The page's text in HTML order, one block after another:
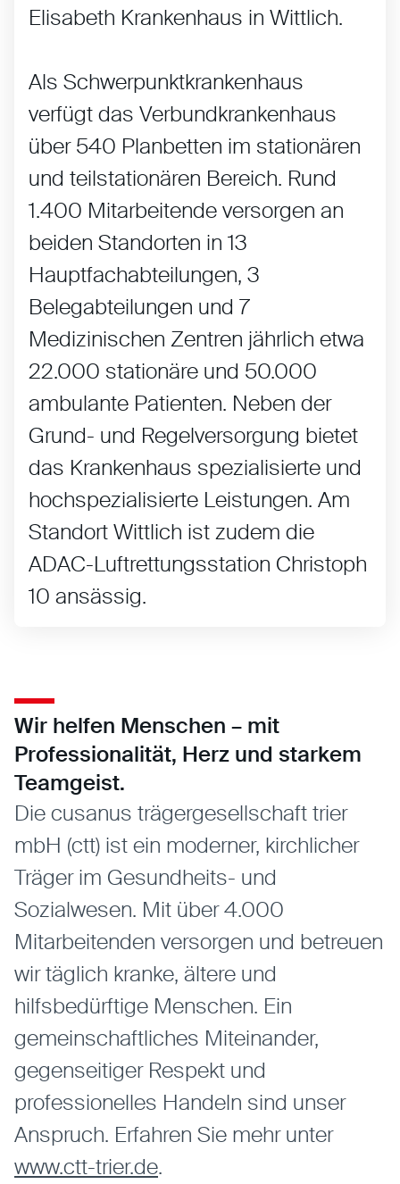
Elisabeth Krankenhaus in Wittlich.
Als Schwerpunktkrankenhaus
verfügt das Verbundkrankenhaus
über 540 Planbetten im stationären
und teilstationären Bereich. Rund
1.400 Mitarbeitende versorgen an
beiden Standorten in 13
Hauptfachabteilungen, 3
Belegabteilungen und 7
Medizinischen Zentren jährlich etwa
22.000 stationäre und 50.000
ambulante Patienten. Neben der
Grund- und Regelversorgung bietet
das Krankenhaus spezialisierte und
hochspezialisierte Leistungen. Am
Standort Wittlich ist zudem die
ADAC-Luftrettungsstation Christoph
10 ansässig.
Die cusanus trägergesellschaft trier
mbH (ctt) ist ein moderner, kirchlicher
Träger im Gesundheits- und
Sozialwesen. Mit über 4.000
Mitarbeitenden versorgen und betreuen
wir täglich kranke, ältere und
hilfsbedürftige Menschen. Ein
gemeinschaftliches Miteinander,
gegenseitiger Respekt und
professionelles Handeln sind unser
Anspruch. Erfahren Sie mehr unter
www.ctt-trier.de.
Wir helfen Menschen – mit
Professionalität, Herz und starkem
Teamgeist.